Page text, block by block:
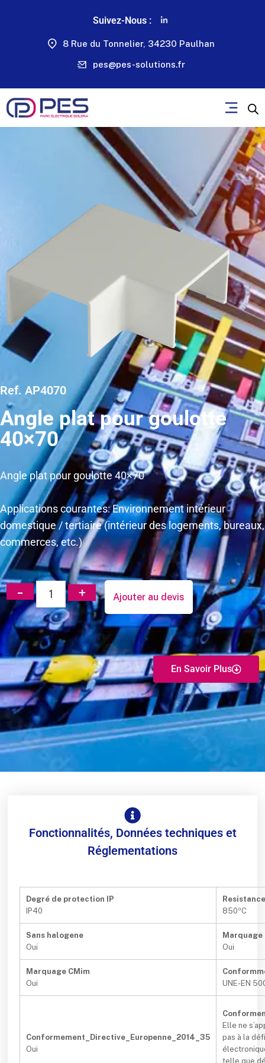
Suivez-Nous :
8 Rue du Tonnelier, 34230 Paulhan
pes@pes-solutions.fr
Ref. AP4070
Angle plat pour goulotte
40×70
Angle plat pour goulotte 40×70
Applications courantes: Environnement intérieur
domestique / tertiaire (intérieur des logements, bureaux,
commerces, etc.)
Ajouter au devis
En Savoir Plus
Fonctionnalités, Données techniques et
Réglementations
Degré de protection IP
IP40
850ºC
Sans halogene
Oui
Marquage
Oui
Marquage CMim
Oui
UNE-EN
Conformement_Directive_Europenne_2014_35
Oui
Elle ne
pas à la
telle que